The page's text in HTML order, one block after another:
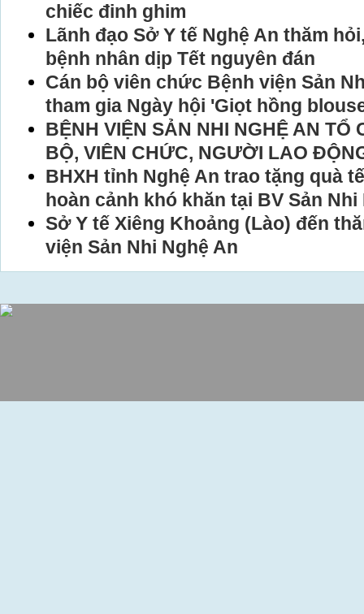
chiếc đinh ghim
Lãnh đạo Sở Y tế Nghệ An thăm
bệnh nhân dịp Tết nguyên đán
Cán bộ viên chức Bệnh viện Sản
tham gia Ngày hội 'Giọt hồng
BỆNH VIỆN SẢN NHI NGHỆ AN TỔ
BỘ, VIÊN CHỨC, NGƯỜI LAO
BHXH tỉnh Nghệ An trao tặng quà
hoàn cảnh khó khăn tại BV Sản Nhi
Sở Y tế Xiêng Khoảng (Lào) đến
viện Sản Nhi Nghệ An